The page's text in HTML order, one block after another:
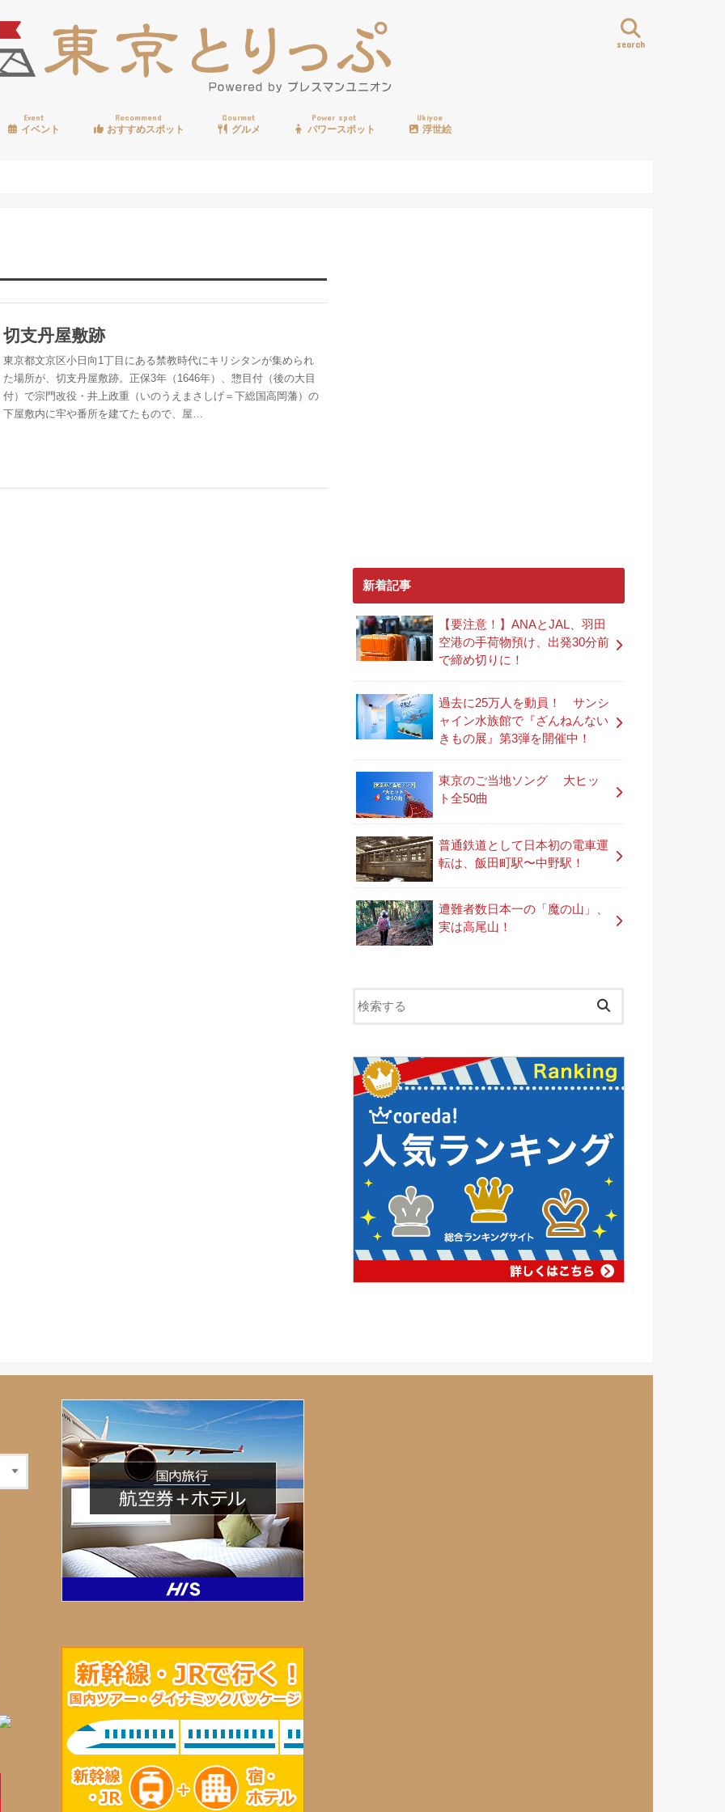
search
Event
イベント
Recommend
おすすめスポット
Gourmet
グルメ
Power spot
パワースポット
Ukiyoe
浮世絵
切支丹屋敷跡
東京都文京区小日向1丁目にある禁教時代にキリシタンが集められ
た場所が、切支丹屋敷跡。正保3年（1646年）、惣目付（後の大目
付）で宗門改役・井上政重（いのうえまさしげ＝下総国高岡藩）の
下屋敷内に牢や番所を建てたもので、屋…
新着記事
【要注意！】ANAとJAL、羽田
空港の手荷物預け、出発30分前
で締め切りに！
過去に25万人を動員！ サンシ
ャイン水族館で『ざんねんない
きもの展』第3弾を開催中！
東京のご当地ソング 大ヒッ
ト全50曲
普通鉄道として日本初の電車運
転は、飯田町駅〜中野駅！
遭難者数日本一の「魔の山」、
実は高尾山！